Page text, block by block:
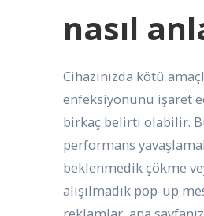
nasıl
Cihazınızda kötü
enfeksiyonunu işaret
birkaç belirti olabilir.
performans
beklenmedik çökme
alışılmadık pop-up